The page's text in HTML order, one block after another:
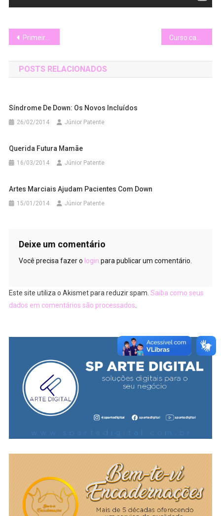
Navegação
de
Post
Primeira repórter com SD do país
POSTS RELACIONADOS
Síndrome De Down: Os Novos Incluídos
26/02/2014 Júnior Patente
Querida Futura Mamãe
16/03/2014 Júnior Patente
Artes Marciais Ajudam Pacientes Com Down
15/01/2014 Júnior Patente
Deixe um comentário
Você precisa fazer o login para publicar um comentário.
Este site utiliza o Akismet para reduzir spam. Saiba como seus
dados em comentários são processados